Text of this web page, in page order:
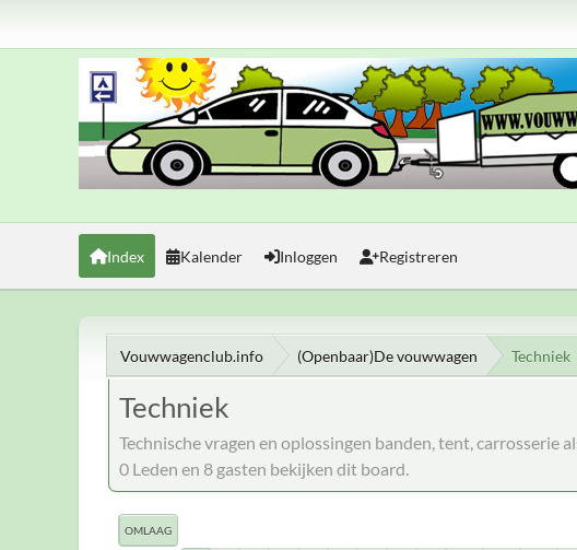
Index Kalender Inloggen Registreren
Vouwwagenclub.info (Openbaar)De vouwwagen Techniek
Techniek
Technische vragen en oplossingen banden, tent, carrosserie
0 Leden en 8 gasten bekijken dit board.
OMLAAG